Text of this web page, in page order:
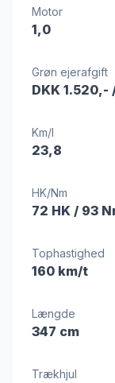
Motor
1,0
Grøn ejerafgift
DKK 1.520,-
Km/l
23,8
HK/Nm
72 HK / 93
Tophastighed
160 km/t
Længde
347 cm
Trækhjul